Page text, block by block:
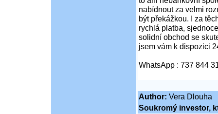
nabídnout za velmi
být překážkou. I za
rychlá platba,
solidní obchod se
jsem vám k dispozici
WhatsApp : 737 844
Author: Vera Dlouha
Soukromý investor,